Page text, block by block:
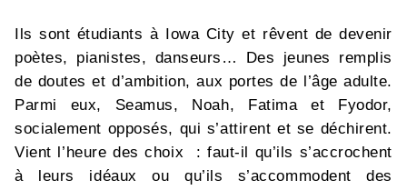
Ils sont étudiants à Iowa City et rêvent de devenir
poètes, pianistes, danseurs… Des jeunes remplis
de doutes et d’ambition, aux portes de l’âge adulte.
Parmi eux, Seamus, Noah, Fatima et Fyodor,
socialement opposés, qui s’attirent et se déchirent.
Vient l’heure des choix : faut-il qu’ils s’accrochent
à leurs idéaux ou qu’ils s’accommodent des